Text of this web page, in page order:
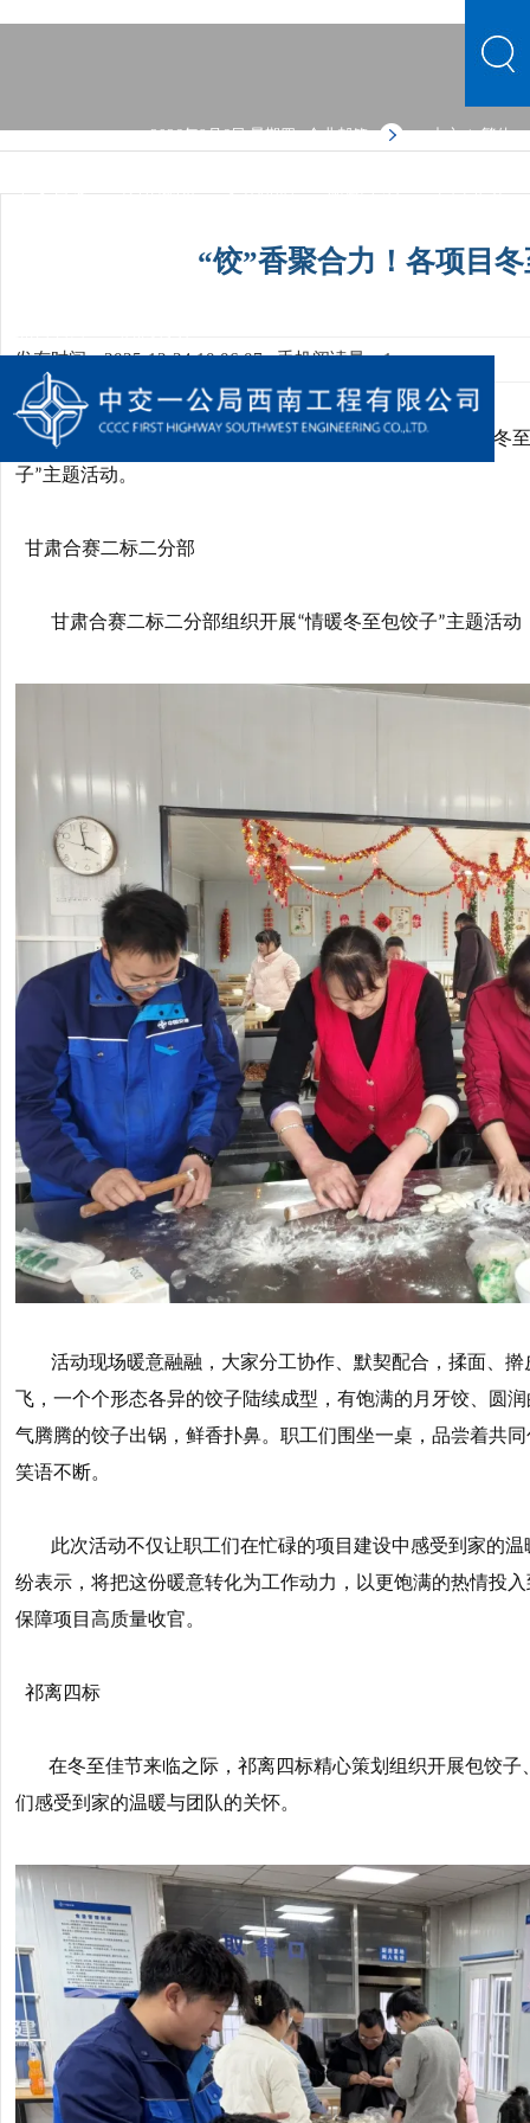
2026年8月6日 星期四企业邮箱 中文 | 繁体
中文首页 公司概况 文化品牌 新闻中心 主营业务
“饺”香聚合力！各项目
发布时间：2025-12-24 10:06:07手机阅读量：1
为积极推进“幸福一局 建设，营造 家企同心 ”的氛围，在冬
子”主题活动。
甘肃合赛二标二分部
甘肃合赛二标二分部组织开展“情暖冬至包饺子”主题活动
活动现场暖意融融，大家分工协作、默契配合，揉面、
飞，一个个形态各异的饺子陆续成型，有饱满的月牙饺、圆
气腾腾的饺子出锅，鲜香扑鼻。职工们围坐一桌，品尝着共
笑语不断。
此次活动不仅让职工们在忙碌的项目建设中感受到家的
纷表示，将把这份暖意转化为工作动力，以更饱满的热情投
保障项目高质量收官。
祁离四标
在冬至佳节来临之际，祁离四标精心策划组织开展包饺
们感受到家的温暖与团队的关怀。